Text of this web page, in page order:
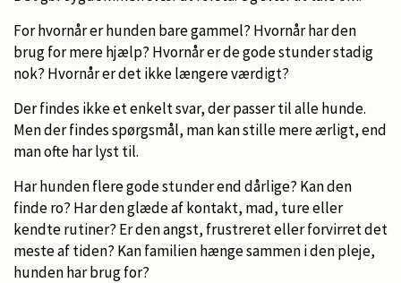
For hvornår er hunden bare gammel? Hvornår har den
brug for mere hjælp? Hvornår er de gode stunder stadig
nok? Hvornår er det ikke længere værdigt?
Der findes ikke et enkelt svar, der passer til alle hunde.
Men der findes spørgsmål, man kan stille mere ærligt, end
man ofte har lyst til.
Har hunden flere gode stunder end dårlige? Kan den
finde ro? Har den glæde af kontakt, mad, ture eller
kendte rutiner? Er den angst, frustreret eller forvirret det
meste af tiden? Kan familien hænge sammen i den pleje,
hunden har brug for?